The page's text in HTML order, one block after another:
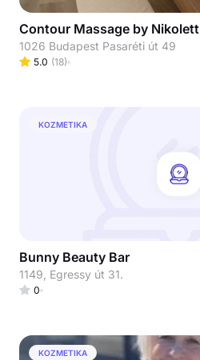
Contour Massage by Nikolett
1026 Budapest Pasaréti út 49
5.0 (18)
KOZMETIKA
Bunny Beauty Bar
1149, Egressy út 31.
0
KOZMETIKA